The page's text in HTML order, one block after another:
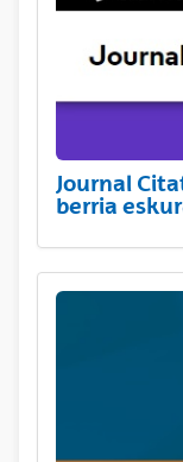
Journal
berria